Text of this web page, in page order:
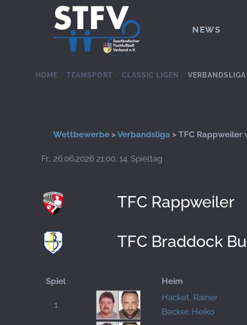
Zum Hauptinhalt springen
NEWS
HOME TEAMSPORT CLASSIC LIGEN VERBANDSLIGA
Wettbewerbe >Verbandsliga > TFC Rappweiler
Fr., 26.06.2026 21:00, 14. Spieltag
TFC Rappweiler
TFC Braddock
Spiel Heim
1
Hacket, Rainer
Becker, Heiko